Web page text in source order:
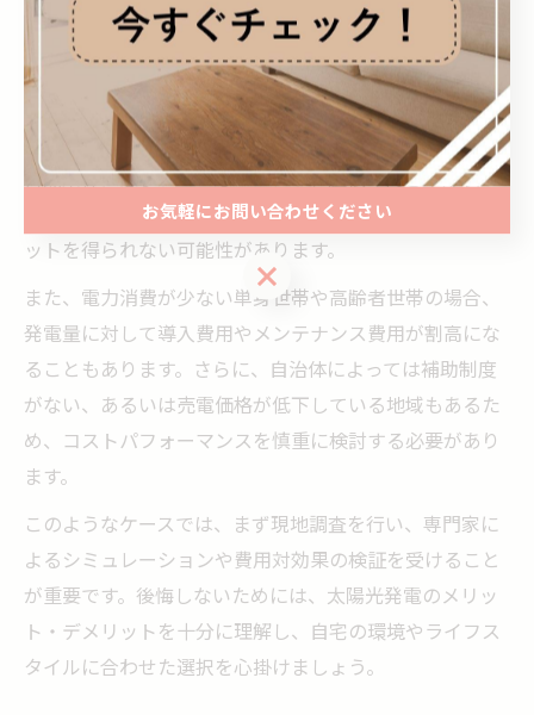
注文住宅で太陽光発電が不要となるケース
注文住宅を計画する際、太陽光発電の導入が必ずしも必
要ではないケースが存在します。例えば、建築予定地が
日照条件に恵まれていなかったり、屋根の向きや形状が
発電効率に適していない場合は、設置しても十分なメリ
ットを得られない可能性があります。
また、電力消費が少ない単身世帯や高齢者世帯の場合、
発電量に対して導入費用やメンテナンス費用が割高にな
ることもあります。さらに、自治体によっては補助制度
がない、あるいは売電価格が低下している地域もあるた
め、コストパフォーマンスを慎重に検討する必要があり
ます。
このようなケースでは、まず現地調査を行い、専門家に
よるシミュレーションや費用対効果の検証を受けること
が重要です。後悔しないためには、太陽光発電のメリッ
ト・デメリットを十分に理解し、自宅の環境やライフス
タイルに合わせた選択を心掛けましょう。
お気軽にお問い合わせください
お気軽にお問い合わせください